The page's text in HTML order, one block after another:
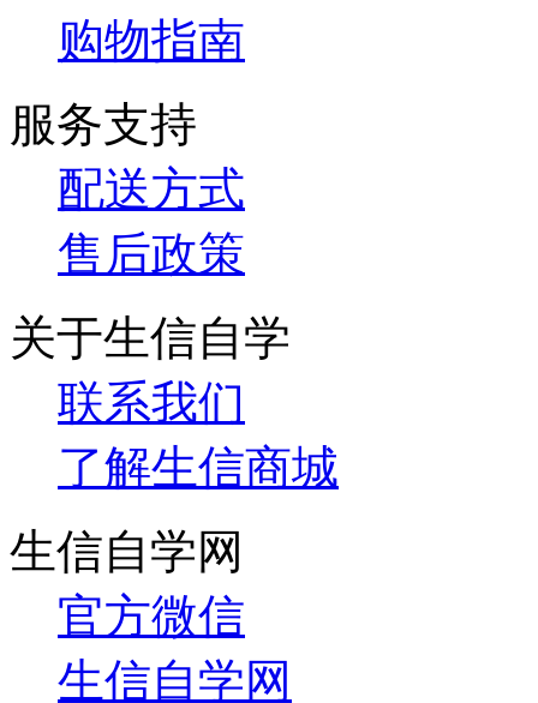
购物指南
服务支持
配送方式
售后政策
关于生信自学
联系我们
了解生信商城
生信自学网
官方微信
生信自学网